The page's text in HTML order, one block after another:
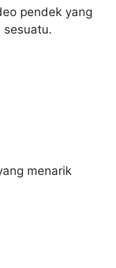
pendek yang
sesuatu.
menarik